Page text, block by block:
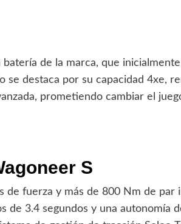
de la marca, que
se destaca por su capacidad 4xe,
prometiendo cambiar el
S
de fuerza y más de 800 Nm de par
de 3.4 segundos y una autonomía